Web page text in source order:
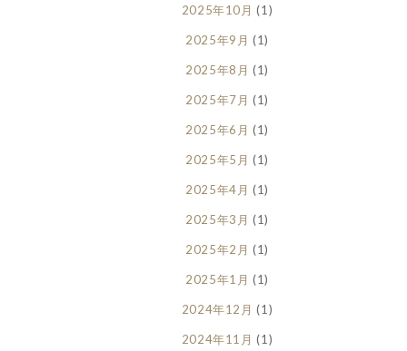
2025年10月 (1)
2025年9月 (1)
2025年8月 (1)
2025年7月 (1)
2025年6月 (1)
2025年5月 (1)
2025年4月 (1)
2025年3月 (1)
2025年2月 (1)
2025年1月 (1)
2024年12月 (1)
2024年11月 (1)